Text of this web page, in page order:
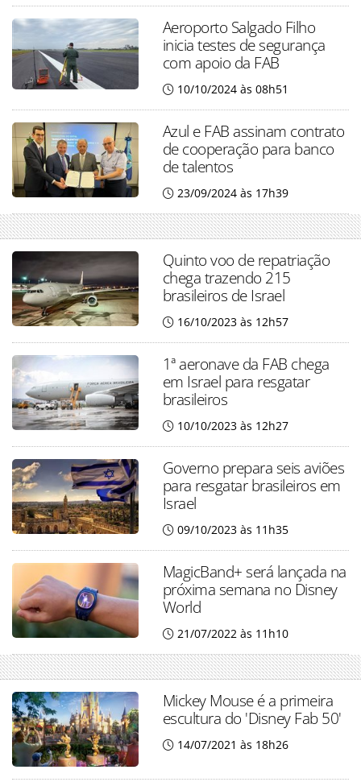
Aeroporto Salgado Filho
inicia testes de segurança
com apoio da FAB
10/10/2024 às 08h51
Azul e FAB assinam contrato
de cooperação para banco
de talentos
23/09/2024 às 17h39
Quinto voo de repatriação
chega trazendo 215
brasileiros de Israel
16/10/2023 às 12h57
1ª aeronave da FAB chega
em Israel para resgatar
brasileiros
10/10/2023 às 12h27
Governo prepara seis aviões
para resgatar brasileiros em
Israel
09/10/2023 às 11h35
MagicBand+ será lançada na
próxima semana no Disney
World
21/07/2022 às 11h10
Mickey Mouse é a primeira
escultura do 'Disney Fab 50'
14/07/2021 às 18h26